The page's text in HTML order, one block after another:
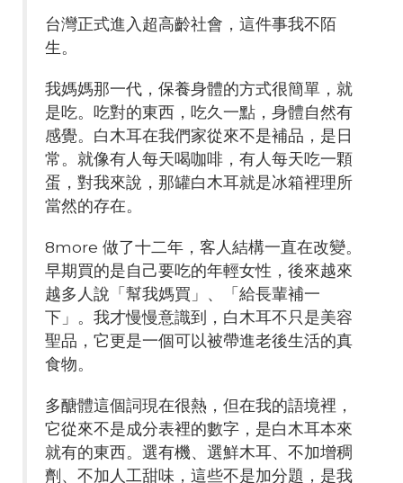
台灣正式進入超高齡社會，這件事我不陌
生。
我媽媽那一代，保養身體的方式很簡單，就
是吃。吃對的東西，吃久一點，身體自然有
感覺。白木耳在我們家從來不是補品，是日
常。就像有人每天喝咖啡，有人每天吃一顆
蛋，對我來說，那罐白木耳就是冰箱裡理所
當然的存在。
8more 做了十二年，客人結構一直在改變。
早期買的是自己要吃的年輕女性，後來越來
越多人說「幫我媽買」、「給長輩補一
下」。我才慢慢意識到，白木耳不只是美容
聖品，它更是一個可以被帶進老後生活的真
食物。
多醣體這個詞現在很熱，但在我的語境裡，
它從來不是成分表裡的數字，是白木耳本來
就有的東西。選有機、選鮮木耳、不加增稠
劑、不加人工甜味，這些不是加分題，是我